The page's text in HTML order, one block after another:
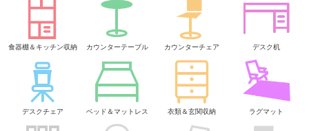
食器棚＆キッチン収納 カウンターテーブル カウンターチェア デスク机
デスクチェア ベッド＆マットレス 衣類＆玄関収納 ラグマット